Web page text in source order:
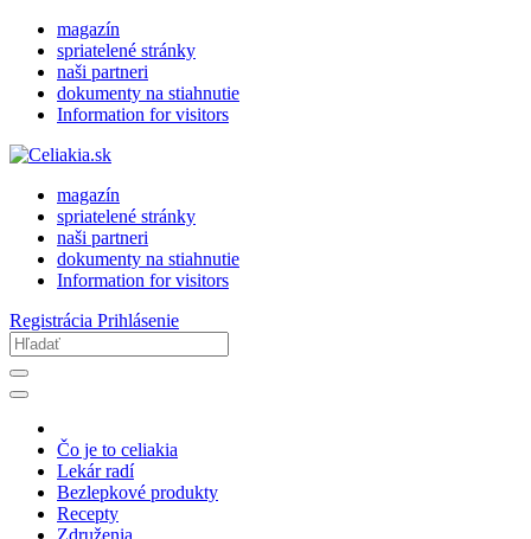
magazín
spriatelené stránky
naši partneri
dokumenty na stiahnutie
Information for visitors
magazín
spriatelené stránky
naši partneri
dokumenty na stiahnutie
Information for visitors
Registrácia Prihlásenie
Čo je to celiakia
Lekár radí
Bezlepkové produkty
Recepty
Združenia